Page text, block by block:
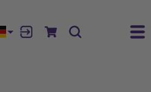
Aktuelle Sprache:
AnmeldenZum Warenkorb
Suche